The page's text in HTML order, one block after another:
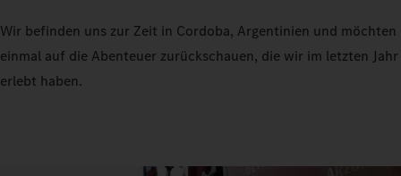
Wir befinden uns zur Zeit in Cordoba, Argentinien und möchten
einmal auf die Abenteuer zurückschauen, die wir im letzten Jahr
erlebt haben.